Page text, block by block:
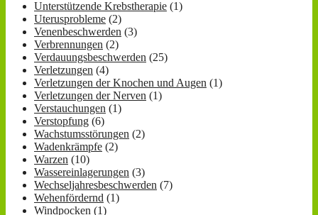
Unterstützende Krebstherapie (1)
Uterusprobleme (2)
Venenbeschwerden (3)
Verbrennungen (2)
Verdauungsbeschwerden (25)
Verletzungen (4)
Verletzungen der Knochen und Augen (1)
Verletzungen der Nerven (1)
Verstauchungen (1)
Verstopfung (6)
Wachstumsstörungen (2)
Wadenkrämpfe (2)
Warzen (10)
Wassereinlagerungen (3)
Wechseljahresbeschwerden (7)
Wehenfördernd (1)
Windpocken (1)